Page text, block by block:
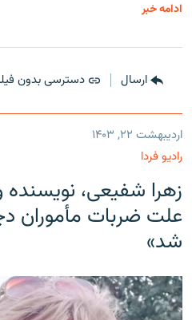
ادامه خبر
ارسال دسترسی بدون
اردیبهشت ۲۲, ۱۴۰۳
رادیو فردا
زهرا شفیعی، نویسنده
علت ضربات مأموران
شد»